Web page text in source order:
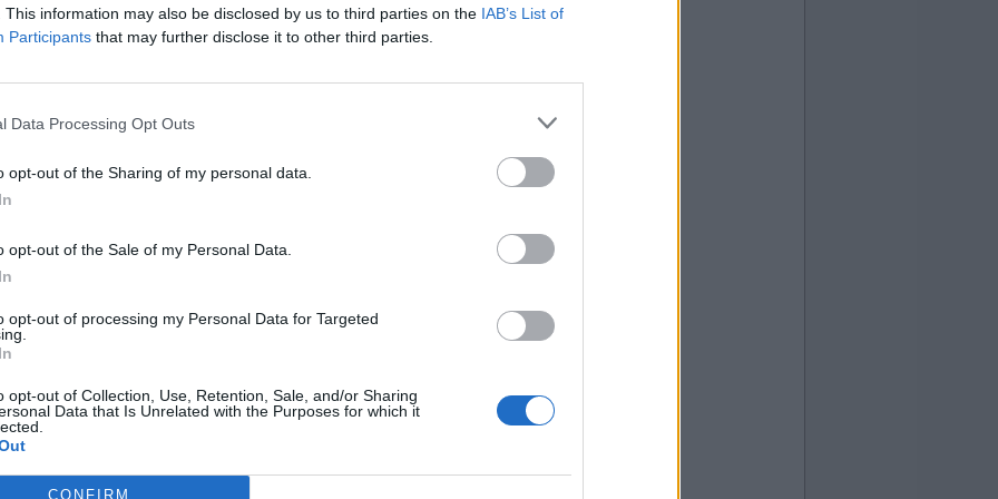
This information may also be disclosed by us to third parties on the IAB’s List of
Participants that may further disclose it to other third parties.
Data Processing Opt Outs
opt-out of the Sharing of my personal data.
opt-out of the Sale of my Personal Data.
opt-out of processing my Personal Data for Targeted
opt-out of Collection, Use, Retention, Sale, and/or Sharing
Data that Is Unrelated with the Purposes for which it
CONFIRM
(ing.)
Black Keys:
Unibanco em 2008
(ing.)